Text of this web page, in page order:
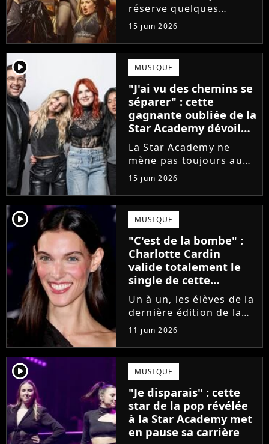
réserve quelques
surprises. Cette
gagnante totalement
oubliée de l'émission
est aujourd'hui plus
écoutée en streaming
que Jenifer et Nolwenn
Leroy !
15 juin 2026
player2 MUSIQUE
"J'ai vu des chemins se
séparer" : cette
gagnante oubliée de la
Star Academy dévoile
l'envers du décor du
métier
La Star Academy ne
mène pas toujours au
succès. Après l'échec de
son premier album,
Anisha Jo, gagnante de
la Star Academy 2022, a
vu beaucoup de portes
se fermer. Sur
Instagram, elle...
15 juin 2026
player2 MUSIQUE
"C'est de la bombe" :
Charlotte Cardin
valide totalement le
single de cette
ancienne élève de la
Star Academy
Un à un, les élèves de la
dernière édition de la
Star Academy se font
une place dans le nid.
Dans le sillage d'Ambre,
c'est au tour de Lily
Campa de présenter
son univers à travers...
11 juin 2026
player2 MUSIQUE
"Je disparais" : cette
star de la pop révélée
à la Star Academy met
en pause sa carrière